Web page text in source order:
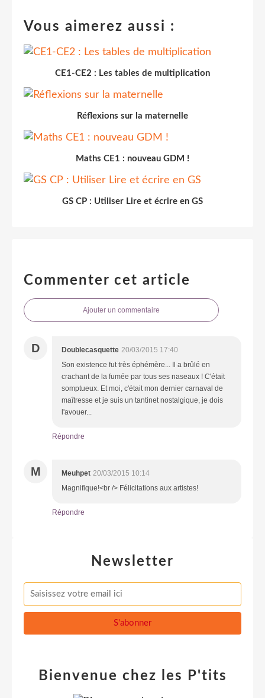
Vous aimerez aussi :
CE1-CE2 : Les tables de multiplication
Réflexions sur la maternelle
Maths CE1 : nouveau GDM !
GS CP : Utiliser Lire et écrire en GS
Commenter cet article
Ajouter un commentaire
D Doublecasquette 20/03/2015 17:40
Son existence fut très éphémère... Il a brûlé en
crachant de la fumée par tous ses naseaux ! C'était
somptueux. Et moi, c'était mon dernier carnaval de
maîtresse et je suis un tantinet nostalgique, je dois
l'avouer...
Répondre
M Meuhpet 20/03/2015 10:14
Magnifique!<br /> Félicitations aux artistes!
Répondre
Newsletter
Bienvenue chez les P'tits